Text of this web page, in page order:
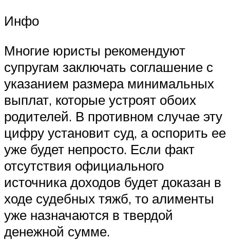
Инфо
Многие юристы рекомендуют
супругам заключать соглашение с
указанием размера минимальных
выплат, которые устроят обоих
родителей. В противном случае эту
цифру установит суд, а оспорить ее
уже будет непросто. Если факт
отсутствия официального
источника доходов будет доказан в
ходе судебных тяжб, то алименты
уже назначаются в твердой
денежной сумме.